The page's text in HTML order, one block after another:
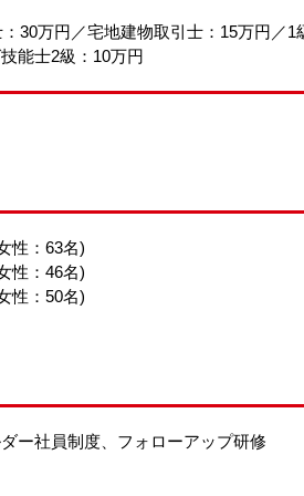
30万円／宅地建物取引士：15万円／1
能士2級：10万円
性：63名)
性：46名)
性：50名)
ー社員制度、フォローアップ研修